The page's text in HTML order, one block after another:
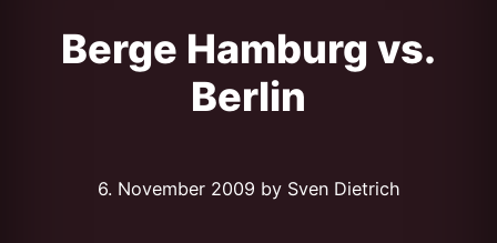
Berge Hamburg vs.
Berlin
6. November 2009 by Sven Dietrich